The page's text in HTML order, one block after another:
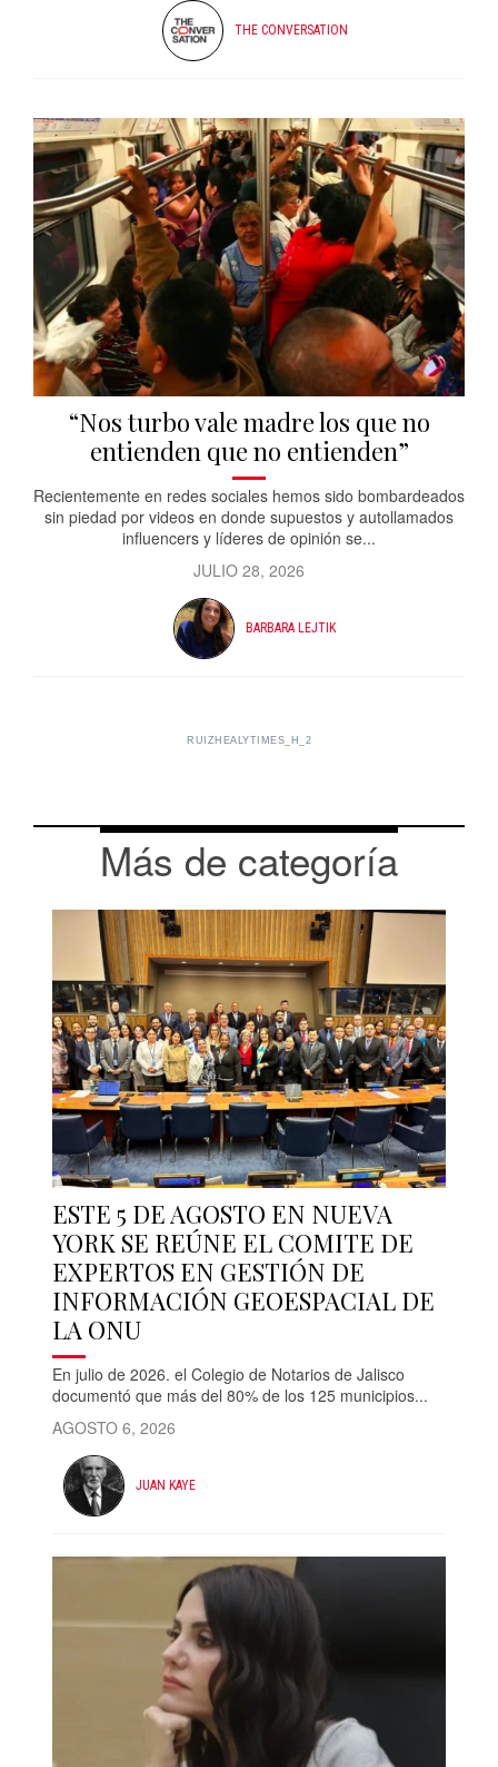
THE CONVERSATION
“Nos turbo vale madre los que no
entienden que no entienden”
Recientemente en redes sociales hemos sido bombardeados
sin piedad por videos en donde supuestos y autollamados
influencers y líderes de opinión se...
JULIO 28, 2026
BARBARA LEJTIK
RUIZHEALYTIMES_H_2
Más de categoría
ESTE 5 DE AGOSTO EN NUEVA
YORK SE REÚNE EL COMITE DE
EXPERTOS EN GESTIÓN DE
INFORMACIÓN GEOESPACIAL DE
LA ONU
En julio de 2026. el Colegio de Notarios de Jalisco
documentó que más del 80% de los 125 municipios...
AGOSTO 6, 2026
JUAN KAYE